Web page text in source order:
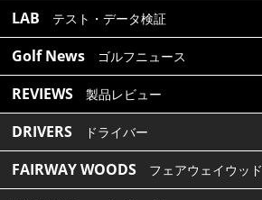
LAB テスト・データ検証
Golf News ゴルフニュース
REVIEWS 製品レビュー
DRIVERS ドライバー
FAIRWAY WOODS フェアウェイウッド